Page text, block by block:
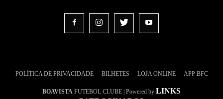
POLÍTICA DE PRIVACIDADE BILHETES LOJA ONLINE APP BFC
BOAVISTA FUTEBOL CLUBE | Powered by LINKS